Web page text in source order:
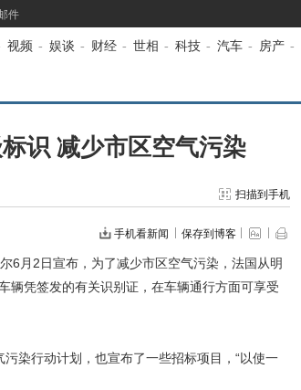
件
视频 - 娱谈 - 财经 - 世相 - 科技 - 汽车 - 房产 -
识 减少市区空气污染
扫描到手机
手机看新闻 保存到博客
2日宣布，为了减少市区空气污染，法国从明
辆凭签发的有关识别证，在车辆通行方面可享受
行动计划，也宣布了一些招标项目，“以使一